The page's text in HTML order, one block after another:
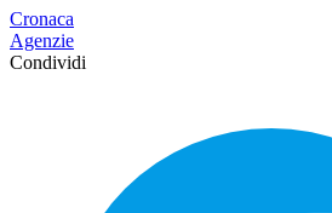
Cronaca
Agenzie
Condividi